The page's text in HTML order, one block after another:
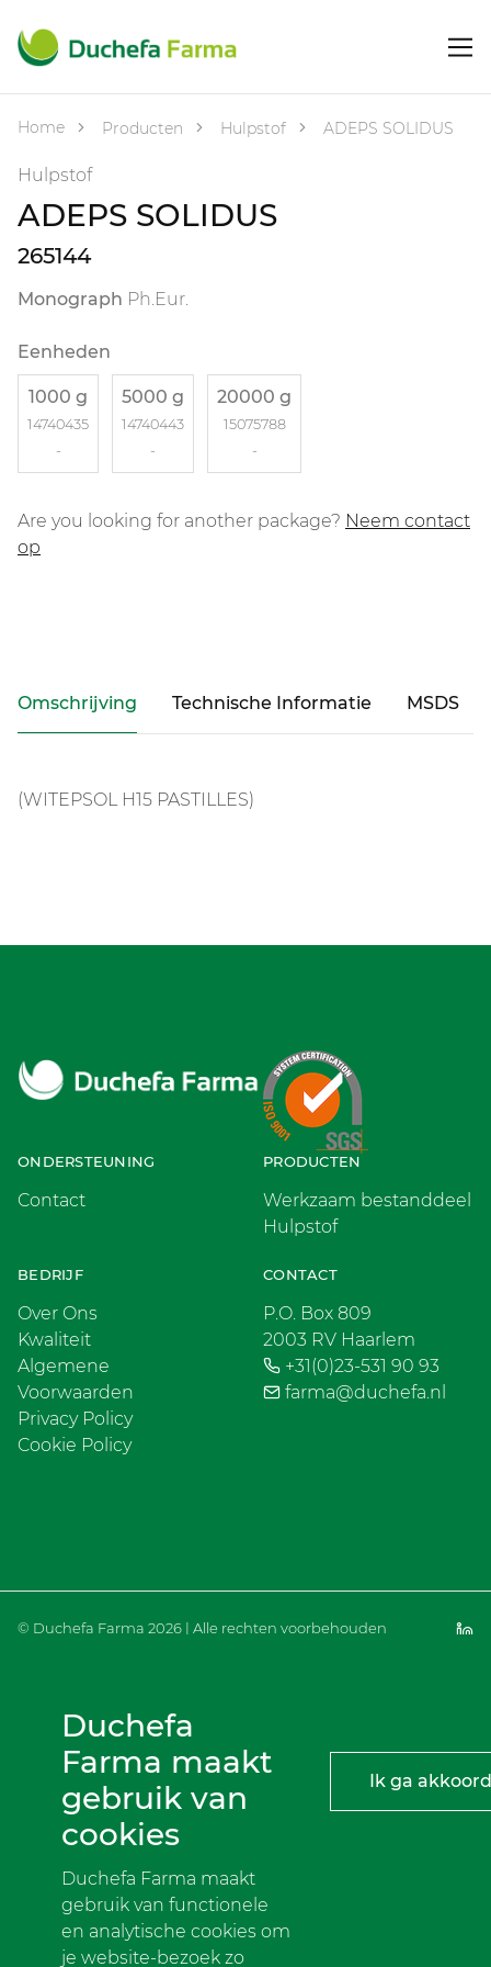
Duchefa
Farma maakt
gebruik van
cookies
Duchefa Farma maakt
gebruik van functionele
en analytische cookies om
je website-bezoek zo
Ik ga
Home Producten Hulpstof ADEPS SOLIDUS
Hulpstof
ADEPS SOLIDUS
265144
Monograph Ph.Eur.
Eenheden
1000 g
14740435
-
5000 g
14740443
-
20000 g
15075788
-
Are you looking for another package? Neem contact
op
Omschrijving Technische Informatie MSDS
(WITEPSOL H15 PASTILLES)
ONDERSTEUNING
Contact
PRODUCTEN
Werkzaam bestanddeel
Hulpstof
BEDRIJF
Over Ons
Kwaliteit
Algemene
Voorwaarden
Privacy Policy
Cookie Policy
CONTACT
P.O. Box 809
2003 RV Haarlem
+31(0)23-531 90 93
farma@duchefa.nl
© Duchefa Farma 2026 | Alle rechten voorbehouden